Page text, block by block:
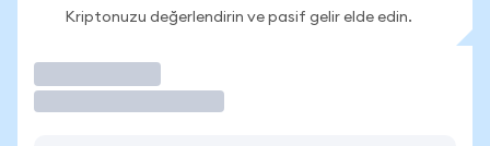
Kriptonuzu değerlendirin ve pasif gelir elde edin.